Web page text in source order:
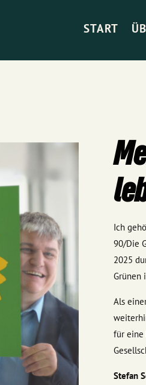
START
Ich
90/Die
2025
Grünen
Als
für eine
Stefan